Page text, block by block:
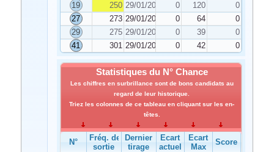
19
250 29/01/2025 0 120
0
27
273 29/01/2025 0 64
0
29
275 29/01/2025 0 39
0
41
301 29/01/2025 0 42 0
Statistiques du N° Chance
Les chiffres en surbrillance sont de bons candidats au
regard de leur historique.
Triez les colonnes de ce tableau en cliquant sur les en-
têtes.
N°
Fréq. de
sortie
Dernier
tirage
Ecart
actuel
Ecart
Max
Score